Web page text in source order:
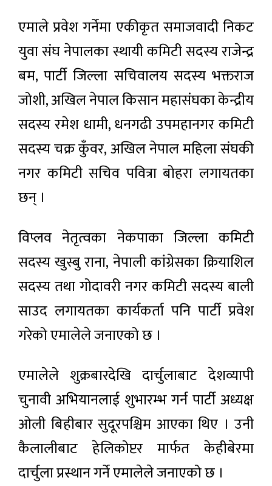
एमाले प्रवेश गर्नेमा एकीकृत समाजवादी निकट
युवा संघ नेपालका स्थायी कमिटी सदस्य राजेन्द्र
बम, पार्टी जिल्ला सचिवालय सदस्य भक्तराज
जोशी, अखिल नेपाल किसान महासंघका केन्द्रीय
सदस्य रमेश धामी, धनगढी उपमहानगर कमिटी
सदस्य चक्र कुँवर, अखिल नेपाल महिला संघकी
नगर कमिटी सचिव पवित्रा बोहरा लगायतका
छन् ।
विप्लव नेतृत्वका नेकपाका जिल्ला कमिटी
सदस्य खुस्बु राना, नेपाली कांग्रेसका क्रियाशिल
सदस्य तथा गोदावरी नगर कमिटी सदस्य बाली
साउद लगायतका कार्यकर्ता पनि पार्टी प्रवेश
गरेको एमालेले जनाएको छ ।
एमालेले शुक्रबारदेखि दार्चुलाबाट देशव्यापी
चुनावी अभियानलाई शुभारम्भ गर्न पार्टी अध्यक्ष
ओली बिहीबार सुदूरपश्चिम आएका थिए । उनी
कैलालीबाट हेलिकोप्टर मार्फत केहीबेरमा
दार्चुला प्रस्थान गर्ने एमालेले जनाएको छ ।